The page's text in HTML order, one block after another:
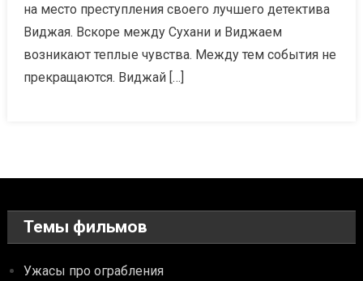
на место преступления своего лучшего детектива
Виджая. Вскоре между Сухани и Виджаем
возникают теплые чувства. Между тем события не
прекращаются. Виджай […]
Темы фильмов
Ужасы про ограбления